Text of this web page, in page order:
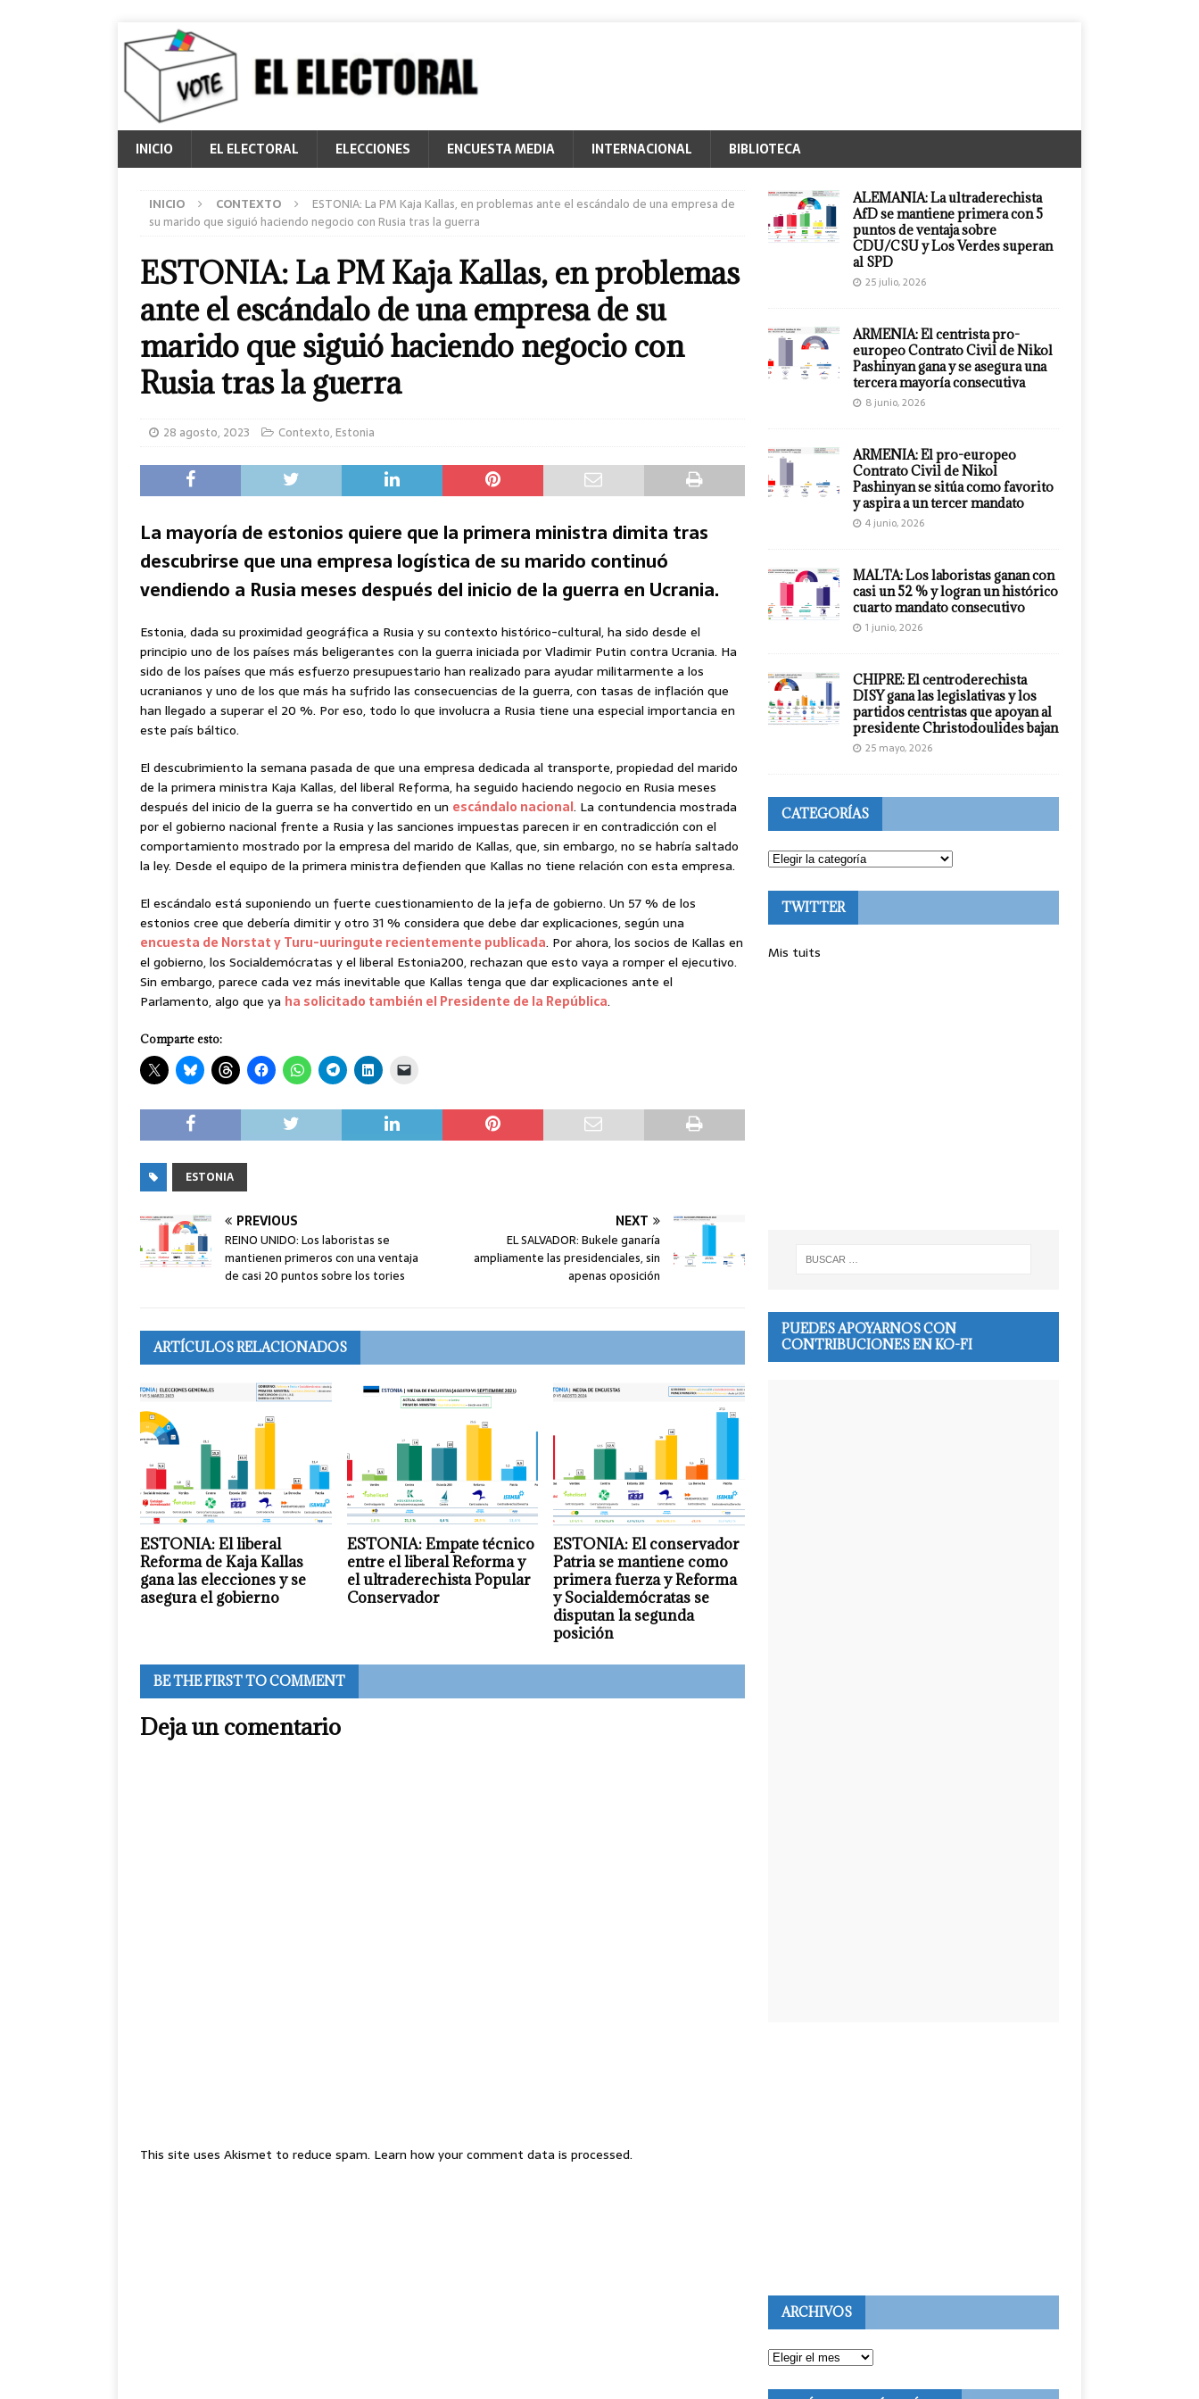
INICIO EL ELECTORAL ELECCIONES ENCUESTA MEDIA INTERNACIONAL BIBLIOTECA
INICIO CONTEXTO
ESTONIA: La PM Kaja Kallas, en problemas ante el escándalo de una empresa de
su marido que siguió haciendo negocio con Rusia tras la guerra
ESTONIA: La PM Kaja Kallas, en problemas
ante el escándalo de una empresa de su
marido que siguió haciendo negocio con
Rusia tras la guerra
28 agosto, 2023 Contexto, Estonia
La mayoría de estonios quiere que la primera ministra dimita tras
descubrirse que una empresa logística de su marido continuó
vendiendo a Rusia meses después del inicio de la guerra en Ucrania.
Estonia, dada su proximidad geográfica a Rusia y su contexto histórico-cultural, ha sido desde el
principio uno de los países más beligerantes con la guerra iniciada por Vladimir Putin contra Ucrania. Ha
sido de los países que más esfuerzo presupuestario han realizado para ayudar militarmente a los
ucranianos y uno de los que más ha sufrido las consecuencias de la guerra, con tasas de inflación que
han llegado a superar el 20 %. Por eso, todo lo que involucra a Rusia tiene una especial importancia en
este país báltico.
El descubrimiento la semana pasada de que una empresa dedicada al transporte, propiedad del marido
de la primera ministra Kaja Kallas, del liberal Reforma, ha seguido haciendo negocio en Rusia meses
después del inicio de la guerra se ha convertido en un escándalo nacional. La contundencia mostrada
por el gobierno nacional frente a Rusia y las sanciones impuestas parecen ir en contradicción con el
comportamiento mostrado por la empresa del marido de Kallas, que, sin embargo, no se habría saltado
la ley. Desde el equipo de la primera ministra defienden que Kallas no tiene relación con esta empresa.
El escándalo está suponiendo un fuerte cuestionamiento de la jefa de gobierno. Un 57 % de los
estonios cree que debería dimitir y otro 31 % considera que debe dar explicaciones, según una
encuesta de Norstat y Turu-uuringute recientemente publicada. Por ahora, los socios de Kallas en
el gobierno, los Socialdemócratas y el liberal Estonia200, rechazan que esto vaya a romper el ejecutivo.
Sin embargo, parece cada vez más inevitable que Kallas tenga que dar explicaciones ante el
Parlamento, algo que ya ha solicitado también el Presidente de la República.
Comparte esto:
ESTONIA
PREVIOUS
REINO UNIDO: Los laboristas se
mantienen primeros con una ventaja
de casi 20 puntos sobre los tories
NEXT
EL SALVADOR: Bukele ganaría
ampliamente las presidenciales, sin
apenas oposición
ARTÍCULOS RELACIONADOS
ESTONIA: El liberal
Reforma de Kaja Kallas
gana las elecciones y se
asegura el gobierno
ESTONIA: Empate técnico
entre el liberal Reforma y
el ultraderechista Popular
Conservador
ESTONIA: El conservador
Patria se mantiene como
primera fuerza y Reforma
y Socialdemócratas se
disputan la segunda
posición
BE THE FIRST TO COMMENT
Deja un comentario
This site uses Akismet to reduce spam. Learn how your comment data is processed.
ALEMANIA: La ultraderechista
AfD se mantiene primera con 5
puntos de ventaja sobre
CDU/CSU y Los Verdes superan
al SPD
25 julio, 2026
ARMENIA: El centrista pro-
europeo Contrato Civil de Nikol
Pashinyan gana y se asegura una
tercera mayoría consecutiva
8 junio, 2026
ARMENIA: El pro-europeo
Contrato Civil de Nikol
Pashinyan se sitúa como favorito
y aspira a un tercer mandato
4 junio, 2026
MALTA: Los laboristas ganan con
casi un 52 % y logran un histórico
cuarto mandato consecutivo
1 junio, 2026
CHIPRE: El centroderechista
DISY gana las legislativas y los
partidos centristas que apoyan al
presidente Christodoulides bajan
25 mayo, 2026
CATEGORÍAS
TWITTER
Mis tuits
PUEDES APOYARNOS CON
CONTRIBUCIONES EN KO-FI
ARCHIVOS